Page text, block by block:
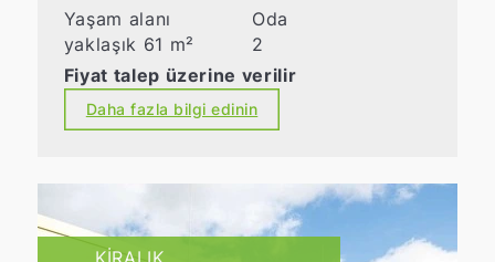
Yaşam alanı
yaklaşık 61 m²
Oda
2
Fiyat talep üzerine verilir
Daha fazla bilgi edinin
KIRALIK